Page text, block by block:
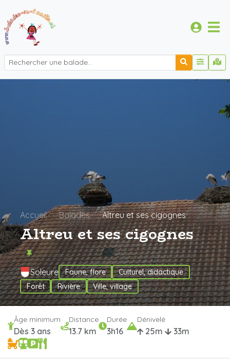
Accueil Balades Altreu et ses cigognes
Altreu et ses cigognes
Soleure Faune, flore
Culturel, didactique
Forêt
Rivière Ville, village
Âge minimum
Dès 3 ans
Distance
13.7 km
Durée
3h16
Dénivelé
25m 33m